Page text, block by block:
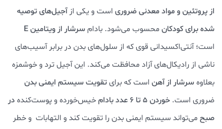
از پروتئین و مواد معدنی ضروری است و یکی از آجیل‌های توصیه
شده برای کودکان محسوب می‌شود. بادامسرشار از ویتامین E
است؛ آنتی‌اکسیدانی قوی که از سلول‌های بدن در برابر آسیب‌های
ناشی از رادیکال‌های آزاد محافظت می‌کند. این آجیل ترد و خوشمزه
بعلاوهسرشار از آهن است که برایتقویت سیستم ایمنی بدن
ضروری است. خوردن 5 تا 6 عدد بادام خیس‌خورده و پوست‌کندهدر
صبح می‌تواند سیستم ایمنی بدن را تقویت کند و التهابات و خطر